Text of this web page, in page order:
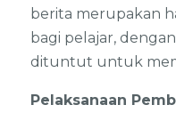
berita merupakan
bagi pelajar,
dituntut untuk
Pelaksanaan